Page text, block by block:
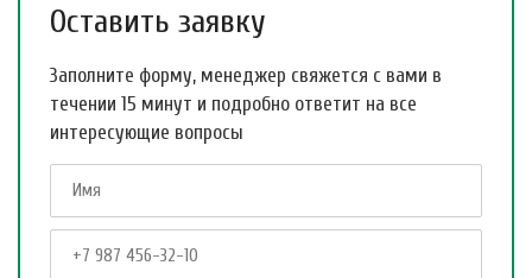
Оставить заявку
Заполните форму, менеджер свяжется с вами в
течении 15 минут и подробно ответит на все
интересующие вопросы